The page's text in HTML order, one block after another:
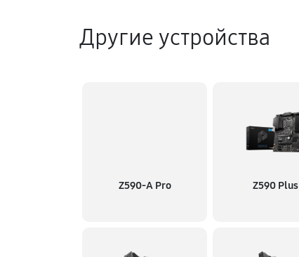
Другие устройства
Z590-A Pro Z590 Plus